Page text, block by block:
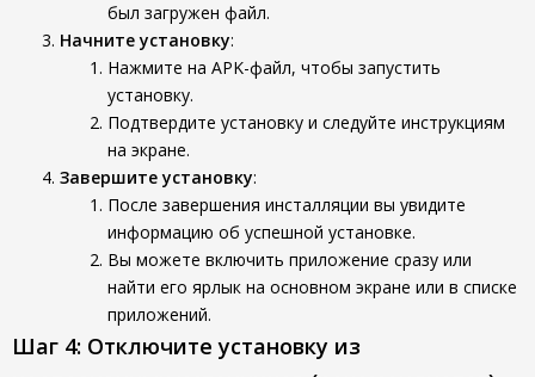
был загружен файл.
Начните установку:
Нажмите на APK-файл, чтобы запустить
установку.
Подтвердите установку и следуйте инструкциям
на экране.
Завершите установку:
После завершения инсталляции вы увидите
информацию об успешной установке.
Вы можете включить приложение сразу или
найти его ярлык на основном экране или в списке
приложений.
Шаг 4: Отключите установку из